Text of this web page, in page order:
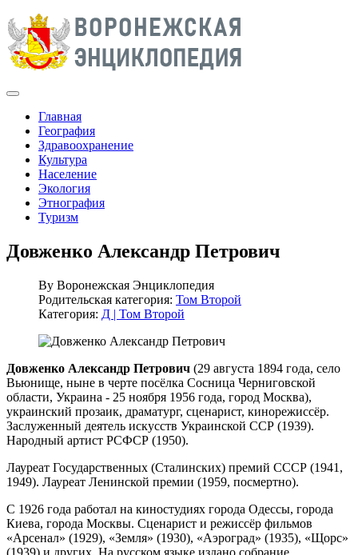
Главная
География
Здравоохранение
Культура
Население
Экология
Этнография
Туризм
Довженко Александр Петрович
By Воронежская Энциклопедия
Родительская категория: Том Второй
Категория: Д | Том Второй
Довженко Александр Петрович (29 августа 1894 года, село
Вьюнище, ныне в черте посёлка Сосница Черниговской
области, Украина - 25 ноября 1956 года, город Москва),
украинский прозаик, драматург, сценарист, кинорежиссёр.
Заслуженный деятель искусств Украинской ССР (1939).
Народный артист РСФСР (1950).
Лауреат Государственных (Сталинских) премий СССР (1941,
1949). Лауреат Ленинской премии (1959, посмертно).
С 1926 года работал на киностудиях города Одессы, города
Киева, города Москвы. Сценарист и режиссёр фильмов
«Арсенал» (1929), «Земля» (1930), «Аэроград» (1935), «Щорс»
(1939) и других. На русском языке издано собрание